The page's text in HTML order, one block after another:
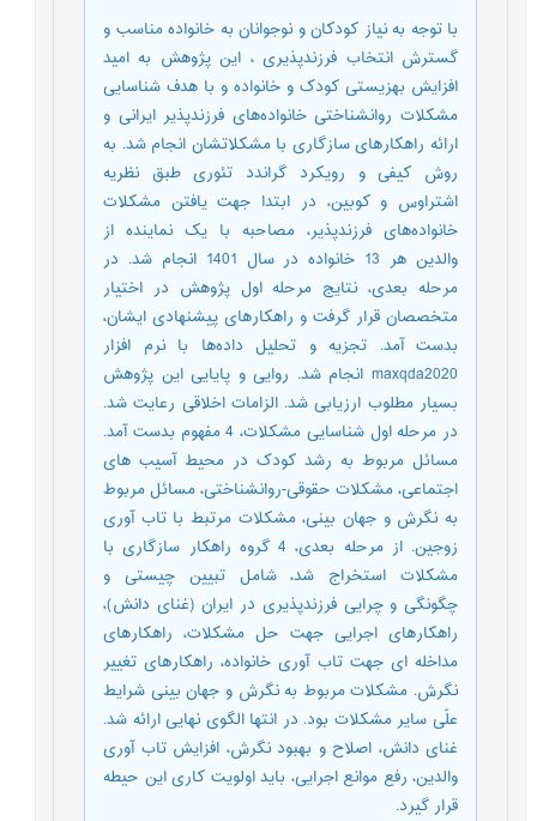
با توجه به نیاز کودکان و نوجوانان به خانواده مناسب و
گسترش انتخاب فرزندپذیری ، این پژوهش به امید
افزایش بهزیستی کودک و خانواده و با هدف شناسایی
مشکلات روانشناختی خانواده‌های فرزندپذیر ایرانی و
ارائه راهکارهای سازگاری با مشکلاتشان انجام شد. به
روش کیفی و رویکرد گراندد تئوری طبق نظریه
اشتراوس و کوبین، در ابتدا جهت یافتن مشکلات
خانواده‌های فرزندپذیر، مصاحبه با یک نماینده از
والدین هر 13 خانواده در سال 1401 انجام شد. در
مرحله بعدی، نتایج مرحله اول پژوهش در اختیار
متخصصان قرار گرفت و راهکارهای پیشنهادی ایشان،
بدست آمد. تجزیه و تحلیل داده‌ها با نرم افزار
maxqda2020 انجام شد. روایی و پایایی این پژوهش
بسیار مطلوب ارزیابی شد. الزامات اخلاقی رعایت شد.
در مرحله اول شناسایی مشکلات، 4 مفهوم بدست آمد.
مسائل مربوط به رشد کودک در محیط آسیب های
اجتماعی، مشکلات حقوقی-روانشناختی، مسائل مربوط
به نگرش و جهان بینی، مشکلات مرتبط با تاب آوری
زوجین. از مرحله بعدی، 4 گروه راهکار سازگاری با
مشکلات استخراج شد، شامل تبیین چیستی و
چگونگی و چرایی فرزندپذیری در ایران (غنای دانش)،
راهکارهای اجرایی جهت حل مشکلات، راهکارهای
مداخله ای جهت تاب آوری خانواده، راهکارهای تغییر
نگرش. مشکلات مربوط به نگرش و جهان بینی شرایط
علّی سایر مشکلات بود. در انتها الگوی نهایی ارائه شد.
غنای دانش، اصلاح و بهبود نگرش، افزایش تاب آوری
والدین، رفع موانع اجرایی، باید اولویت کاری این حیطه
قرار گیرد.